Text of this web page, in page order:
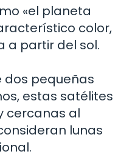
«el planeta
color,
a partir del sol.
dos pequeñas
estas satélites
cercanas al
lunas